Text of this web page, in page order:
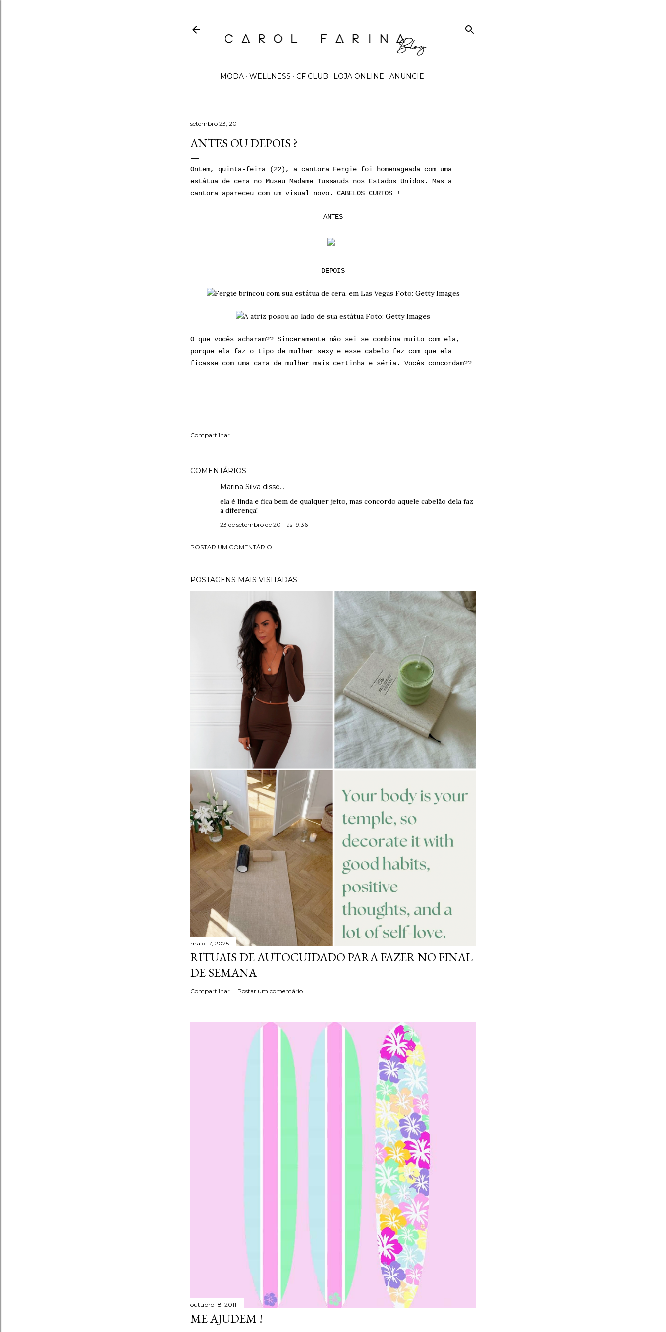
MODA WELLNESS CF CLUB LOJA ONLINE ANUNCIE
setembro 23, 2011
ANTES OU DEPOIS ?
Ontem, quinta-feira (22), a cantora Fergie foi homenageada com uma
estátua de cera no Museu Madame Tussauds nos Estados Unidos. Mas a
cantora apareceu com um visual novo. CABELOS CURTOS !
ANTES
DEPOIS
O que vocês acharam?? Sinceramente não sei se combina muito com ela,
porque ela faz o tipo de mulher sexy e esse cabelo fez com que ela
ficasse com uma cara de mulher mais certinha e séria. Vocês concordam??
Compartilhar
COMENTÁRIOS
Marina Silva disse…
ela é linda e fica bem de qualquer jeito, mas concordo aquele cabelão dela faz
a diferença!
23 de setembro de 2011 às 19:36
POSTAR UM COMENTÁRIO
POSTAGENS MAIS VISITADAS
maio 17, 2025
RITUAIS DE AUTOCUIDADO PARA FAZER NO FINAL
DE SEMANA
Compartilhar Postar um comentário
outubro 18, 2011
ME AJUDEM !